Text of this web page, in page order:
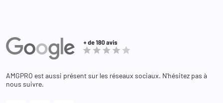
Equipements
Bagagerie
Adresses
Bons de réduction
Changer votre mot de passe ?
Et les cookies ?
AMGPRO est aussi présent sur les réseaux sociaux. N'hésitez pas à
nous suivre.